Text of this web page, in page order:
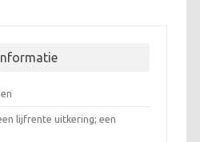
lijfrente uitkering; een